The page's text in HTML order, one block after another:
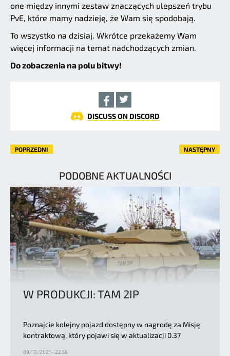
one między innymi zestaw znaczących ulepszeń trybu
PvE, które mamy nadzieję, że Wam się spodobają.
To wszystko na dzisiaj. Wkrótce przekażemy Wam
więcej informacji na temat nadchodzących zmian.
Do zobaczenia na polu bitwy!
DISCUSS ON DISCORD
POPRZEDNI NASTĘPNY
PODOBNE AKTUALNOŚCI
W PRODUKCJI: TAM 2IP
Poznajcie kolejny pojazd dostępny w nagrodę za Misję
kontraktową, który pojawi się w aktualizacji 0.37
09/13/2021 - 22:56